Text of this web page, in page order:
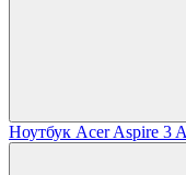
Ноутбук Acer Aspire 3